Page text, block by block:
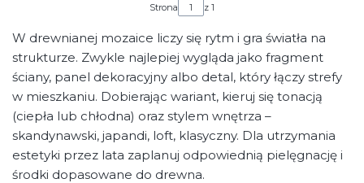
Strona z 1
W drewnianej mozaice liczy się rytm i gra światła na
strukturze. Zwykle najlepiej wygląda jako fragment
ściany, panel dekoracyjny albo detal, który łączy strefy
w mieszkaniu. Dobierając wariant, kieruj się tonacją
(ciepła lub chłodna) oraz stylem wnętrza –
skandynawski, japandi, loft, klasyczny. Dla utrzymania
estetyki przez lata zaplanuj odpowiednią pielęgnację i
środki dopasowane do drewna.